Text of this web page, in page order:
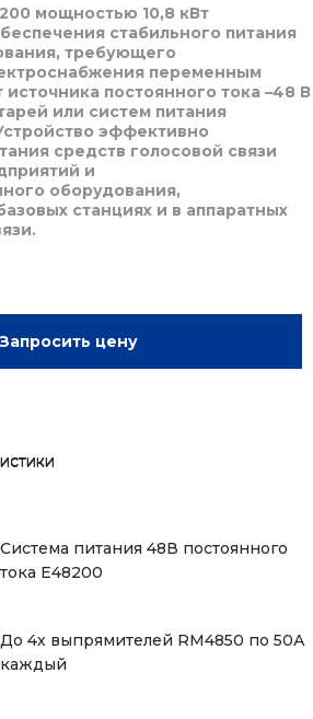
мощностью 10,8 кВт
стабильного питания
требующего
переменным
источника постоянного тока –48 В
или систем питания
эффективно
средств голосовой связи
и
оборудования,
станциях и в аппаратных
Запросить цену
Система питания 48В постоянного
тока E48200
До 4х выпрямителей RM4850 по 50А
каждый